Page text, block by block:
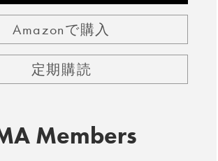
Amazonで購入
定期購読
Members